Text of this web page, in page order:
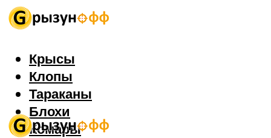
Крысы
Клопы
Тараканы
Блохи
Комары